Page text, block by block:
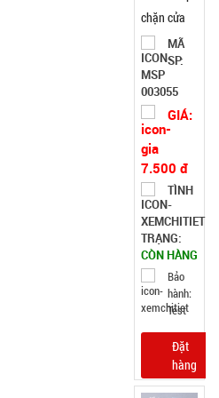
chặn cửa
cách âm
thông minh
1M
MÃ
SP:
003055
GIÁ:
7.500 đ
TÌNH
TRẠNG:
CÒN HÀNG
Bảo
hành:
Test
Đặt
hàng